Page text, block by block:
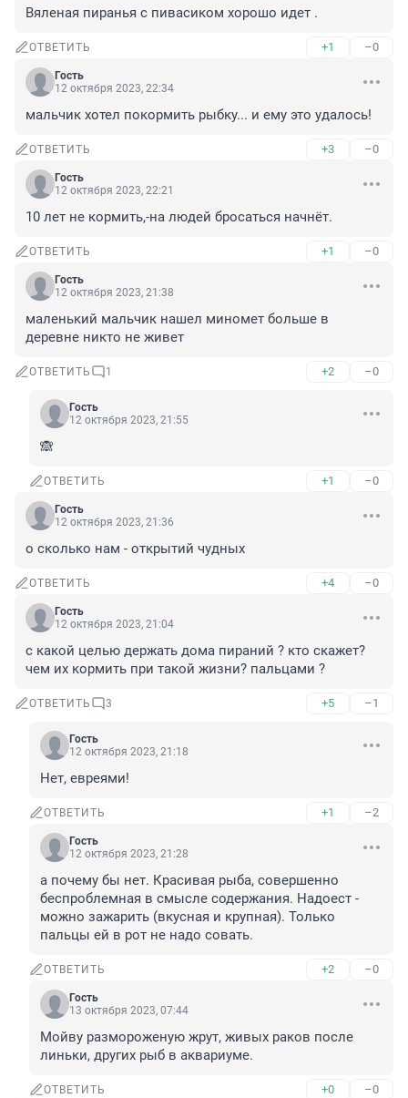
Вяленая пиранья с пивасиком хорошо идет .
ОТВЕТИТЬ +1 –0
Гость
12 октября 2023, 22:34
мальчик хотел покормить рыбку... и ему это удалось!
ОТВЕТИТЬ +3 –0
Гость
12 октября 2023, 22:21
10 лет не кормить,-на людей бросаться начнёт.
ОТВЕТИТЬ +1 –0
Гость
12 октября 2023, 21:38
маленький мальчик нашел миномет больше в
деревне никто не живет
ОТВЕТИТЬ 1 +2 –0
Гость
12 октября 2023, 21:55
🙈
ОТВЕТИТЬ +1 –0
Гость
12 октября 2023, 21:36
о сколько нам - открытий чудных
ОТВЕТИТЬ +4 –0
Гость
12 октября 2023, 21:04
с какой целью держать дома пираний ? кто скажет?
чем их кормить при такой жизни? пальцами ?
ОТВЕТИТЬ 3 +5 –1
Гость
12 октября 2023, 21:18
Нет, eвpeями!
ОТВЕТИТЬ +1 –2
Гость
12 октября 2023, 21:28
а почему бы нет. Красивая рыба, совершенно
беспроблемная в смысле содержания. Надоест -
можно зажарить (вкусная и крупная). Только
пальцы ей в рот не надо совать.
ОТВЕТИТЬ +2 –0
Гость
13 октября 2023, 07:44
Мойву размороженую жрут, живых раков после
линьки, других рыб в аквариуме.
ОТВЕТИТЬ +0 –0